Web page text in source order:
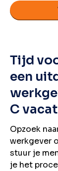
Tijd
een
C
Opzoek
werkgever
stuur je
je het